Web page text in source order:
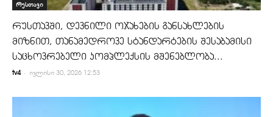
რუსთავი
რუსთავში, დევნილი ოჯახების განსახლების
მიზნით, თანამედროვე სტანდარტების შესაბამისი
საცხოვრებელი კომპლექსის მშენებლობა...
tv4 - ივლისი 30, 2026 12:53